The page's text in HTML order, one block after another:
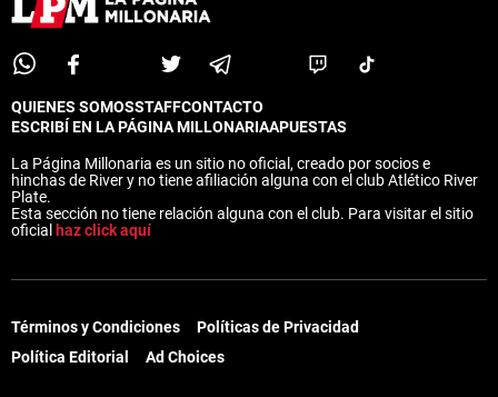
QUIENES SOMOSSTAFFCONTACTO
ESCRIBÍ EN LA PÁGINA MILLONARIAAPUESTAS
La Página Millonaria es un sitio no oficial, creado por socios e
hinchas de River y no tiene afiliación alguna con el club Atlético River
Plate.
Esta sección no tiene relación alguna con el club. Para visitar el sitio
oficial haz click aquí
Términos y Condiciones
Políticas de Privacidad
Política Editorial
Ad Choices